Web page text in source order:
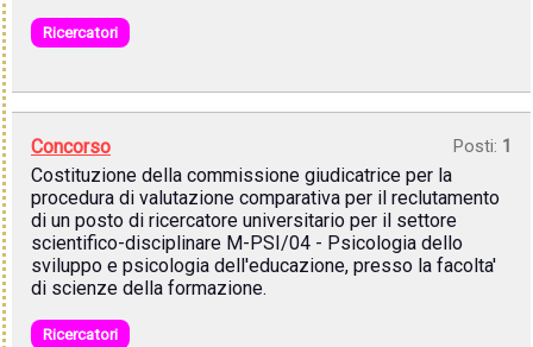
Ricercatori
Concorso Posti: 1
Costituzione della commissione giudicatrice per la
procedura di valutazione comparativa per il reclutamento
di un posto di ricercatore universitario per il settore
scientifico-disciplinare M-PSI/04 - Psicologia dello
sviluppo e psicologia dell'educazione, presso la facolta'
di scienze della formazione.
Ricercatori